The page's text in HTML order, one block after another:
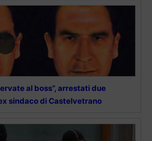
al boss”, arrestati due
sindaco di Castelvetrano